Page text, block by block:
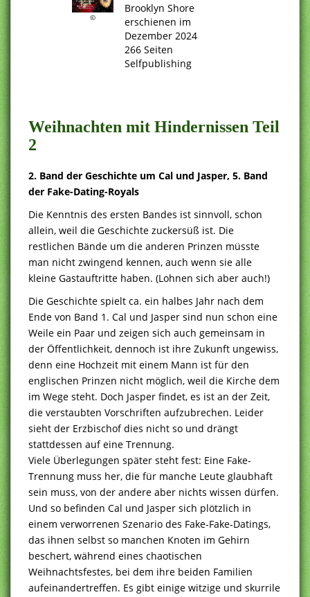
©
Brooklyn Shore
erschienen im
Dezember 2024
266 Seiten
Selfpublishing
Weihnachten mit Hindernissen Teil
2
2. Band der Geschichte um Cal und Jasper, 5. Band
der Fake-Dating-Royals
Die Kenntnis des ersten Bandes ist sinnvoll, schon
allein, weil die Geschichte zuckersüß ist. Die
restlichen Bände um die anderen Prinzen müsste
man nicht zwingend kennen, auch wenn sie alle
kleine Gastauftritte haben. (Lohnen sich aber auch!)
Die Geschichte spielt ca. ein halbes Jahr nach dem
Ende von Band 1. Cal und Jasper sind nun schon eine
Weile ein Paar und zeigen sich auch gemeinsam in
der Öffentlichkeit, dennoch ist ihre Zukunft ungewiss,
denn eine Hochzeit mit einem Mann ist für den
englischen Prinzen nicht möglich, weil die Kirche dem
im Wege steht. Doch Jasper findet, es ist an der Zeit,
die verstaubten Vorschriften aufzubrechen. Leider
sieht der Erzbischof dies nicht so und drängt
stattdessen auf eine Trennung.
Viele Überlegungen später steht fest: Eine Fake-
Trennung muss her, die für manche Leute glaubhaft
sein muss, von der andere aber nichts wissen dürfen.
Und so befinden Cal und Jasper sich plötzlich in
einem verworrenen Szenario des Fake-Fake-Datings,
das ihnen selbst so manchen Knoten im Gehirn
beschert, während eines chaotischen
Weihnachtsfestes, bei dem ihre beiden Familien
aufeinandertreffen. Es gibt einige witzige und skurrile